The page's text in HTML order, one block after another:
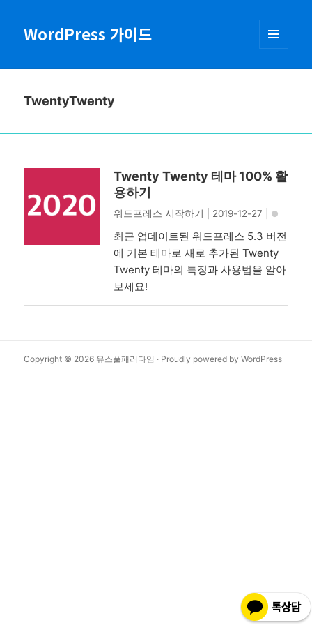
WordPress 가이드
TwentyTwenty
Twenty Twenty 테마 100% 활
용하기
워드프레스 시작하기 2019-12-27
최근 업데이트된 워드프레스 5.3 버전
에 기본 테마로 새로 추가된 Twenty
Twenty 테마의 특징과 사용법을 알아
보세요!
Copyright © 2026 유스풀패러다임 · Proudly powered by WordPress